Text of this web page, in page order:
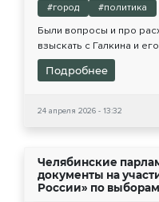
#город #политика
Были вопросы и про
взыскать с Галкина и
Подробнее
24 апреля 2026 - 13:32
Челябинские
документы на
России» по